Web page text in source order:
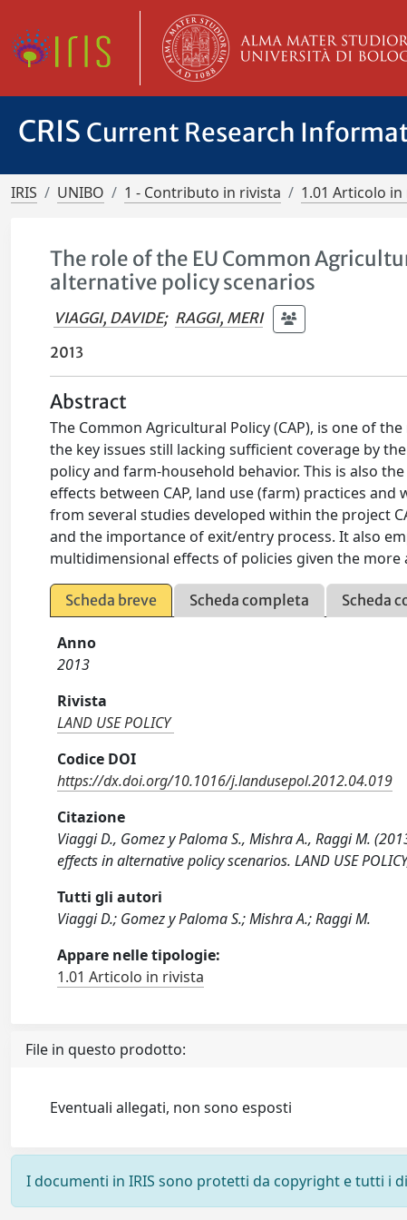
CRIS Current Research
IRIS UNIBO 1 - Contributo in rivista 1.01 Articolo in
The role of the EU Common
alternative policy scenarios
VIAGGI, DAVIDE; RAGGI, MERI
2013
Abstract
The Common Agricultural Policy (CAP), is one of
the key issues still lacking sufficient coverage by
policy and farm-household behavior. This is also
effects between CAP, land use (farm) practices
from several studies developed within the project
and the importance of exit/entry process. It also
multidimensional effects of policies given the more
Scheda breve Scheda completa Scheda
Anno
2013
Rivista
LAND USE POLICY
Codice DOI
https://dx.doi.org/10.1016/j.landusepol.2012.04.019
Citazione
Viaggi D., Gomez y Paloma S., Mishra A., Raggi M.
effects in alternative policy scenarios. LAND USE
Tutti gli autori
Viaggi D.; Gomez y Paloma S.; Mishra A.; Raggi M.
Appare nelle tipologie:
1.01 Articolo in rivista
File in questo prodotto:
Eventuali allegati, non sono esposti
I documenti in IRIS sono protetti da copyright e tutti i